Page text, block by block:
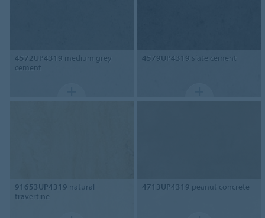
4572UP4319 medium grey
cement
4579UP4319 slate cement
91653UP4319 natural
travertine
4713UP4319 peanut concrete